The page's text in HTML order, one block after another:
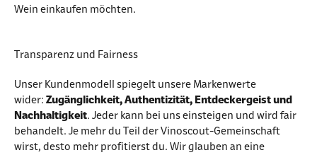
Wein einkaufen möchten.
Transparenz und Fairness
Unser Kundenmodell spiegelt unsere Markenwerte
wider: Zugänglichkeit, Authentizität, Entdeckergeist und
Nachhaltigkeit. Jeder kann bei uns einsteigen und wird fair
behandelt. Je mehr du Teil der Vinoscout-Gemeinschaft
wirst, desto mehr profitierst du. Wir glauben an eine